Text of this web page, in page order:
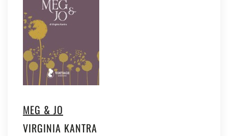
MEG & JO
VIRGINIA KANTRA